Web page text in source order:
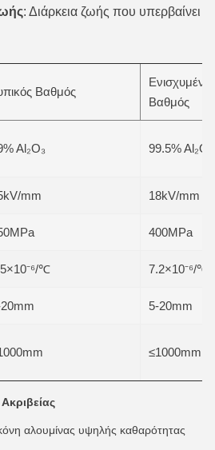
: Διάρκεια ζωής που υπερβαίνει
Βαθμός
Βαθμός
Al₂O₃ 99.5% Al₂O₃
mm 18kV/mm
400MPa
℃ 7.2×10⁻⁶/℃
5-20mm
≤1000mm
αλουμίνας υψηλής καθαρότητας